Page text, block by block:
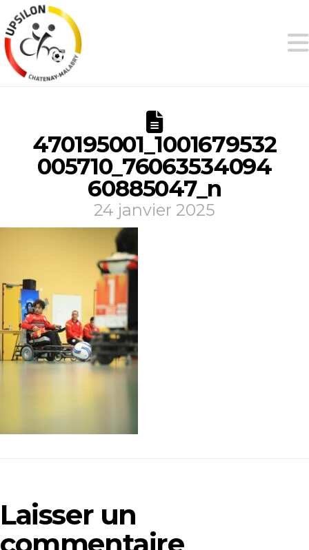
470195001_1001679532
005710_76063534094
60885047_n
24 janvier 2025
Laisser un